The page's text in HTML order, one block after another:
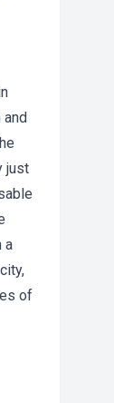
and
just
a
of